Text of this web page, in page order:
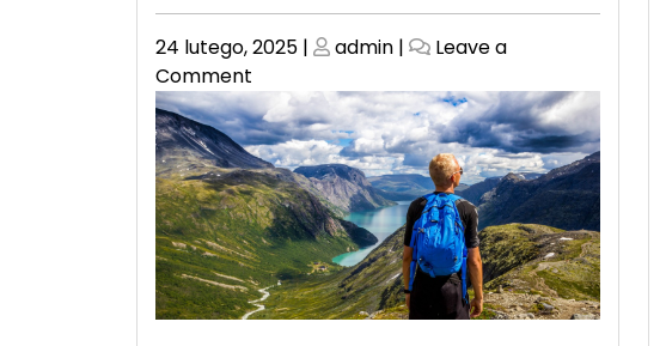
Posted
on
24 lutego, 2025 | Posted
admin |
Leave a
Comment
Naprawy
i
Modernizacje
Instalacji
Elektrycznych
–
Zaufaj
Złotemu